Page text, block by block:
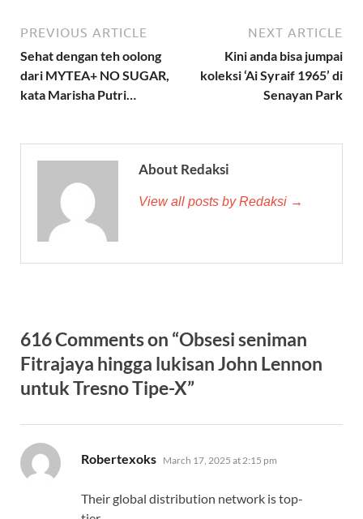
PREVIOUS ARTICLE
Sehat dengan teh oolong
dari MYTEA+ NO SUGAR,
kata Marisha Putri…
NEXT ARTICLE
Kini anda bisa jumpai
koleksi ‘Ai Syraif 1965’ di
Senayan Park
About Redaksi
View all posts by Redaksi →
616 Comments on “Obsesi seniman
Fitrajaya hingga lukisan John Lennon
untuk Tresno Tipe-X”
Robertexoks says:
March 17, 2025 at 2:15 pm
Their global distribution network is top-